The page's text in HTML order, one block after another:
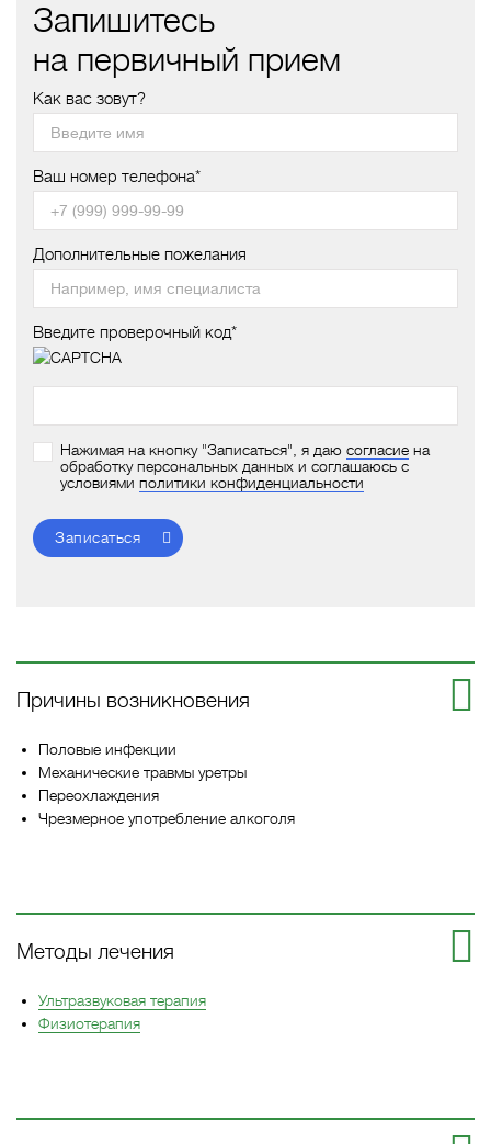
Запишитесь
на первичный прием
Как вас зовут?
Ваш номер телефона*
Дополнительные пожелания
Введите проверочный код*
Нажимая на кнопку "Записаться", я даю согласие на
обработку персональных данных и соглашаюсь с
условиями политики конфиденциальности
Записаться
Причины возникновения
Половые инфекции
Механические травмы уретры
Переохлаждения
Чрезмерное употребление алкоголя
Методы лечения
Ультразвуковая терапия
Физиотерапия